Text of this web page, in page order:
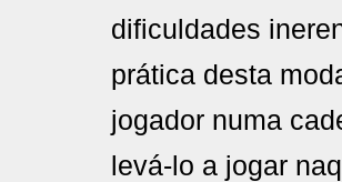
dificuldades
prática desta
jogador numa
levá-lo a jogar